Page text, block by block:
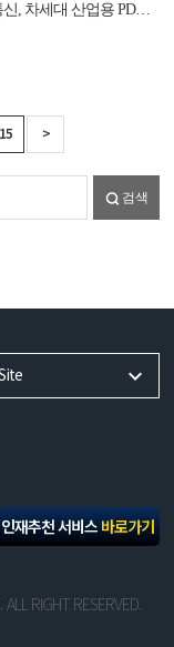
재추천 서비스바로가기
PDA 출시…물류·공정관리·의료 현장 지원 강화
15 >
검색
RIGHT RESERVED.